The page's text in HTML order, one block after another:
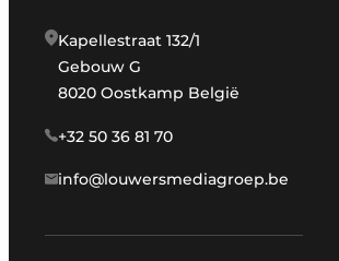
Kapellestraat 132/1
Gebouw G
8020 Oostkamp België
+32 50 36 81 70
info@louwersmediagroep.be